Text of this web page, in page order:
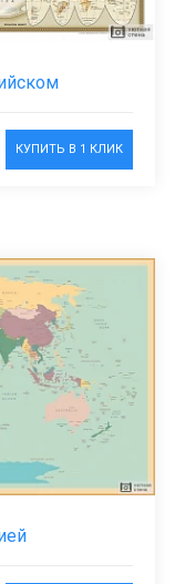
КУПИТЬ В 1 КЛИК